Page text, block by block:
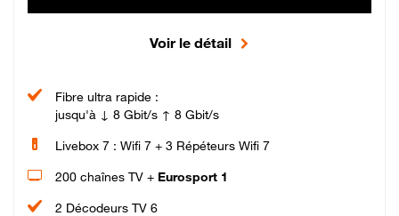
Voir le détail
Fibre ultra rapide :
jusqu'à ↓ 8 Gbit/s ↑ 8 Gbit/s
Livebox 7 : Wifi 7 + 3 Répéteurs Wifi 7
200 chaînes TV + Eurosport 1
2 Décodeurs TV 6